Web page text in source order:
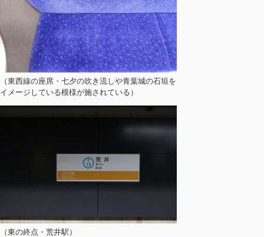
（東西線の座席・七夕の吹き流しや青葉城の石垣を
イメージしている模様が施されている）
（東の終点・荒井駅）